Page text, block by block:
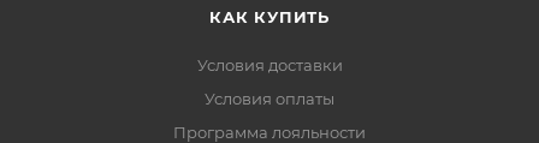
КАК КУПИТЬ
Условия доставки
Условия оплаты
Программа лояльности